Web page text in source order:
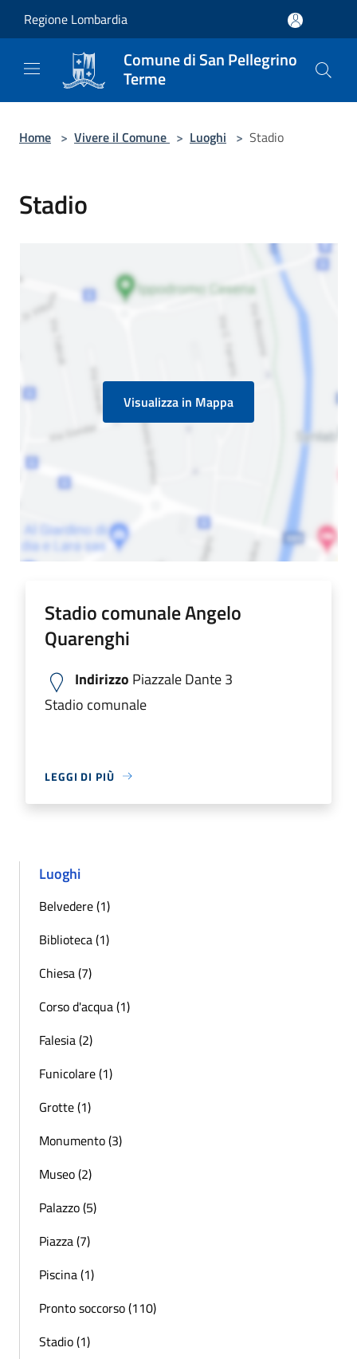
Regione Lombardia
Comune di San Pellegrino
Terme
Home > Vivere il Comune > Luoghi > Stadio
Stadio
Visualizza in Mappa
Stadio comunale Angelo
Quarenghi
Indirizzo Piazzale Dante 3
Stadio comunale
LEGGI DI PIÙ
Luoghi
Belvedere (1)
Biblioteca (1)
Chiesa (7)
Corso d'acqua (1)
Falesia (2)
Funicolare (1)
Grotte (1)
Monumento (3)
Museo (2)
Palazzo (5)
Piazza (7)
Piscina (1)
Pronto soccorso (110)
Stadio (1)